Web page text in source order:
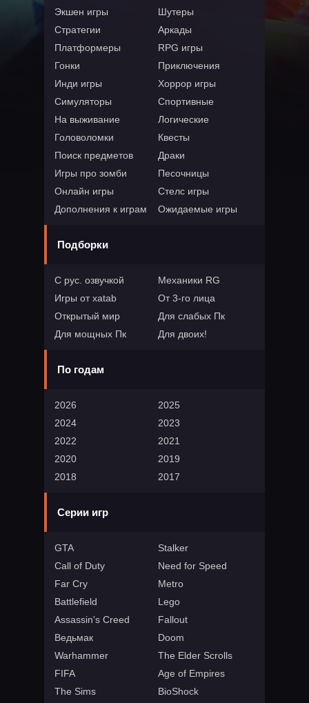
Экшен игры
Шутеры
Стратегии
Аркады
Платформеры
RPG игры
Гонки
Приключения
Инди игры
Хоррор игры
Симуляторы
Спортивные
На выживание
Логические
Головоломки
Квесты
Поиск предметов
Драки
Игры про зомби
Песочницы
Онлайн игры
Стелс игры
Дополнения к играм
Ожидаемые игры
Подборки
С рус. озвучкой
Механики RG
Игры от xatab
От 3-го лица
Открытый мир
Для слабых Пк
Для мощных Пк
Для двоих!
По годам
2026
2025
2024
2023
2022
2021
2020
2019
2018
2017
Серии игр
GTA
Stalker
Call of Duty
Need for Speed
Far Cry
Metro
Battlefield
Lego
Assassin's Creed
Fallout
Ведьмак
Doom
Warhammer
The Elder Scrolls
FIFA
Age of Empires
The Sims
BioShock